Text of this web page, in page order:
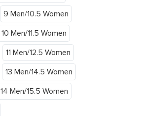
9 Men/10.5 Women
10 Men/11.5 Women
11 Men/12.5 Women
13 Men/14.5 Women
14 Men/15.5 Women